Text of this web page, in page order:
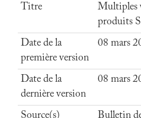
Titre
Multiples
produits
Date de la
première version
08 mars
Date de la
dernière version
08 mars
Source(s)
Bulletin